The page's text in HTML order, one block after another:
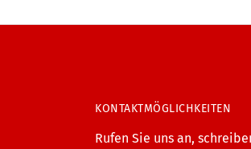
KONTAKTMÖGLICHKEITEN
Rufen Sie uns an,